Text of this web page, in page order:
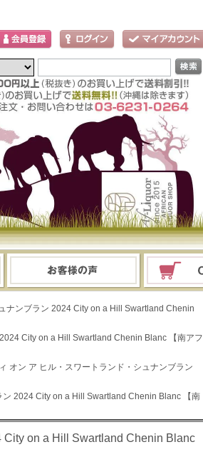
ナンブラン 2024 City on a Hill Swartland Chenin
City on a Hill Swartland Chenin Blanc 【南アフ
オン ア ヒル・スワートランド・シュナンブラン
2024 City on a Hill Swartland Chenin Blanc 【南
City on a Hill Swartland Chenin Blanc